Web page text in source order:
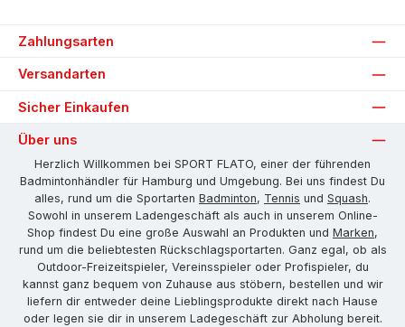
Zahlungsarten
Versandarten
Sicher Einkaufen
Über uns
Herzlich Willkommen bei SPORT FLATO, einer der führenden
Badmintonhändler für Hamburg und Umgebung. Bei uns findest Du
alles, rund um die Sportarten Badminton, Tennis und Squash.
Sowohl in unserem Ladengeschäft als auch in unserem Online-
Shop findest Du eine große Auswahl an Produkten und Marken,
rund um die beliebtesten Rückschlagsportarten. Ganz egal, ob als
Outdoor-Freizeitspieler, Vereinsspieler oder Profispieler, du
kannst ganz bequem von Zuhause aus stöbern, bestellen und wir
liefern dir entweder deine Lieblingsprodukte direkt nach Hause
oder legen sie dir in unserem Ladegeschäft zur Abholung bereit.